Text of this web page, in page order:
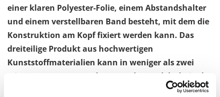
einer klaren Polyester-Folie, einem Abstandshalter
und einem verstellbaren Band besteht, mit dem die
Konstruktion am Kopf fixiert werden kann. Das
dreiteilige Produkt aus hochwertigen
Kunststoffmaterialien kann in weniger als zwei
Minuten zusammengebaut werden und deckt in der
Anwendung das gesamte Gesicht inklusive Augen,